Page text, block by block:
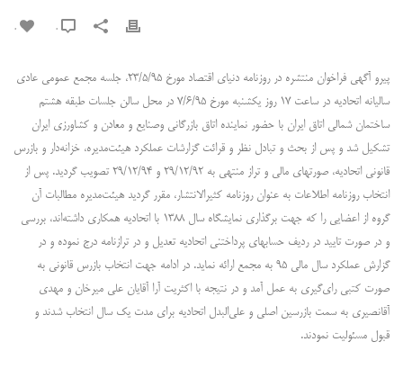
0
پیرو آگهی فراخوان منتشره در روزنامه دنیای اقتصاد مورخ ۲۳/۵/۹۵، جلسه مجمع عمومی عادی
سالیانه اتحادیه در ساعت ۱۷ روز یکشنبه مورخ ۷/۶/۹۵ در محل سالن جلسات طبقه هشتم
ساختمان شمالی اتاق ایران با حضور نماینده اتاق بازرگانی وصنایع و معادن و کشاورزی ایران
تشکیل شد و پس از بحث و تبادل نظر و قرائت گزارشات عملکرد هیئت‌مدیره، خزانه‌دار و بازرس
قانونی اتحادیه، صورتهای مالی و تراز منتهی به ۲۹/۱۲/۹۲ و ۲۹/۱۲/۹۴ تصویب گردید. پس از
انتخاب روزنامه اطلاعات به عنوان روزنامه کثیرالانتشار، مقرر گردید هیئت‌مدیره مطالبات آن
گروه از اعضایی را که جهت برگذاری نمایشگاه سال ۱۳۸۸ با اتحادیه همکاری داشته‌اند، بررسی
و در صورت تایید در ردیف حسابهای پرداختنی اتحادیه تعدیل و در ترازنامه درج نموده و در
گزارش عملکرد سال مالی ۹۵ به مجمع ارائه نماید. در ادامه جهت انتخاب بازرس قانونی به
صورت کتبی رای‌گیری به عمل آمد و در نتیجه با اکثریت آرا آقایان علی میرخان و مهدی
آقانصیری به سمت بازرسین اصلی و علی‌البدل اتحادیه برای مدت یک سال انتخاب شدند و
قبول مسئولیت نمودند.